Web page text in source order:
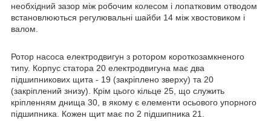
необхідний зазор між робочим колесом і лопатковим отводом
встановлюються регулювальні шайби 14 між хвостовиком і
валом.
Ротор насоса електродвигун з ротором короткозамкненого
типу. Корпус статора 20 електродвигуна має два
підшипникових щита - 19 (закріплено зверху) та 20
(закріплений знизу). Крім цього кільце 25, що служить
кріпленням днища 30, в якому є елементи осьового упорного
підшипника. Кожен щит має по 2 підшипника 21.